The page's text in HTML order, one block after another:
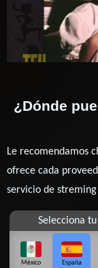
vida
¿Dónde
Le recomendamos
ofrece cada
servicio de streming
Selecciona tu
México España